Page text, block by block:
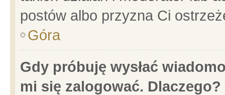
postów albo przyzna Ci
Góra
Gdy próbuję wysłać
mi się zalogować. Dlaczego?